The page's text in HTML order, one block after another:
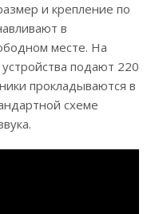
и крепление по
в
месте. На
подают 220
прокладываются в
схеме